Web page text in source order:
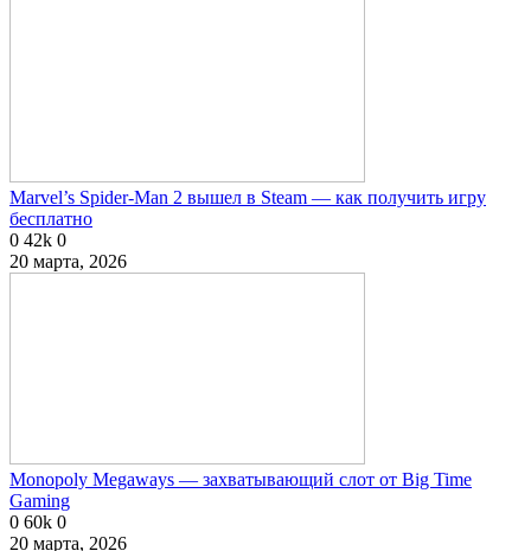
Marvel’s Spider-Man 2 вышел в Steam — как получить игру
бесплатно
0 42k 0
20 марта, 2026
Monopoly Megaways — захватывающий слот от Big Time
Gaming
0 60k 0
20 марта, 2026